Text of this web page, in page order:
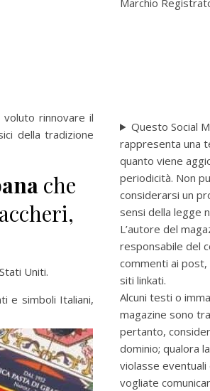
rinnovare il
della tradizione
che
Uniti.
e simboli Italiani,
Questo Social
rappresenta una
quanto viene
periodicità. Non
considerarsi un
sensi della legge
L’autore del
responsabile del
commenti ai
siti linkati.
Alcuni testi o
magazine sono
pertanto,
dominio; qualora
violasse eventuali
vogliate